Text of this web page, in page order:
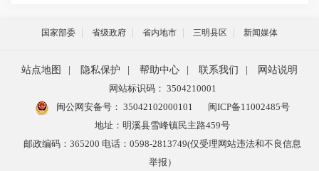
国家部委 省级政府 省内地市 三明县区 新闻媒体
站点地图 隐私保护 帮助中心 联系我们
网站说明
网站标识码： 3504210001
闽公网安备号： 35042102000101
闽ICP备11002485号
地址：明溪县雪峰镇民主路459号
邮政编码：365200 电话：0598-2813749(仅受理网站违法和不良信息
举报）